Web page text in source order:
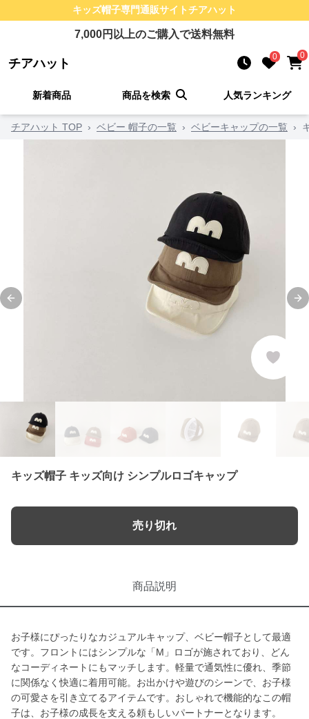
キッズ帽子専門通販サイトチアハット
7,000円以上のご購入で送料無料
チアハット 0 0
新着商品 商品を検索 人気ランキング
チアハット TOP › ベビー 帽子の一覧 › ベビーキャップの一覧 ›
Previous slide
キッズ帽子 キッズ向け シンプルロゴキャップ
売り切れ
商品説明
お子様にぴったりなカジュアルキャップ、ベビー帽子として最適
です。フロントにはシンプルな「M」ロゴが施されており、どん
なコーディネートにもマッチします。軽量で通気性に優れ、季節
に関係なく快適に着用可能。お出かけや遊びのシーンで、お子様
の可愛さを引き立てるアイテムです。おしゃれで機能的なこの帽
子は、お子様の成長を支える頼もしいパートナーとなります。